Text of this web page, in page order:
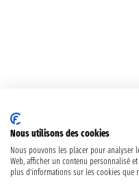
Nous utilisons des cookies
Nous pouvons les placer pour analyser
Web, afficher un contenu personnalisé
plus d'informations sur les cookies que